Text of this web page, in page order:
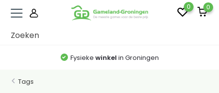
0 0
Fysieke winkel in Groningen
Tags